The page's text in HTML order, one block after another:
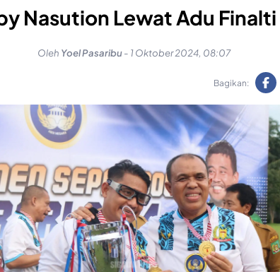
Nasution Lewat Adu
Oleh Yoel Pasaribu - 1 Oktober 2024, 08:07
Bagikan: